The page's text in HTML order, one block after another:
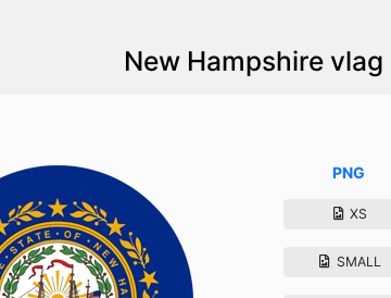
New Hampshire vlag
PNG
XS
SMALL